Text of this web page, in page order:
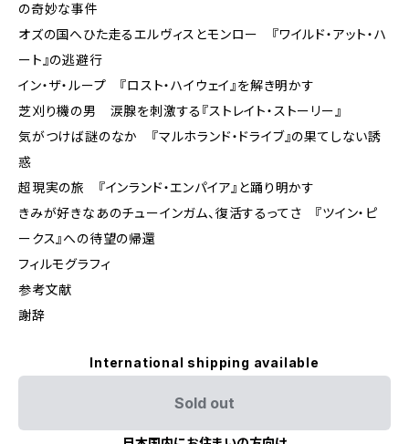
の奇妙な事件
オズの国へひた走るエルヴィスとモンロー 『ワイルド・アット・ハ
ート』の逃避行
イン・ザ・ループ 『ロスト・ハイウェイ』を解き明かす
芝刈り機の男 涙腺を刺激する『ストレイト・ストーリー』
気がつけば謎のなか 『マルホランド・ドライブ』の果てしない誘
惑
超現実の旅 『インランド・エンパイア』と踊り明かす
きみが好きなあのチューインガム、復活するってさ 『ツイン・ピ
ークス』への待望の帰還
フィルモグラフィ
参考文献
謝辞
International shipping available
Sold out